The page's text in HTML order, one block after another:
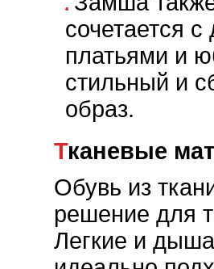
сочетается
платьями и
стильный и
образ.
Тканевые
Обувь из
решение для
Легкие и